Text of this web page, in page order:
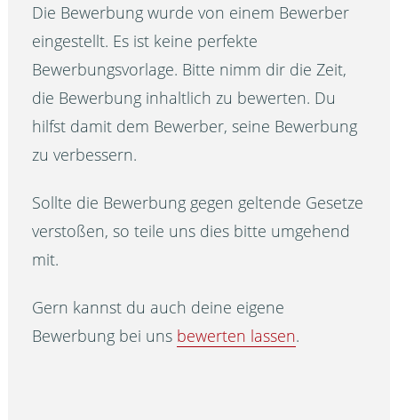
Die Bewerbung wurde von einem Bewerber
eingestellt. Es ist keine perfekte
Bewerbungsvorlage. Bitte nimm dir die Zeit,
die Bewerbung inhaltlich zu bewerten. Du
hilfst damit dem Bewerber, seine Bewerbung
zu verbessern.
Sollte die Bewerbung gegen geltende Gesetze
verstoßen, so teile uns dies bitte umgehend
mit.
Gern kannst du auch deine eigene
Bewerbung bei uns bewerten lassen.